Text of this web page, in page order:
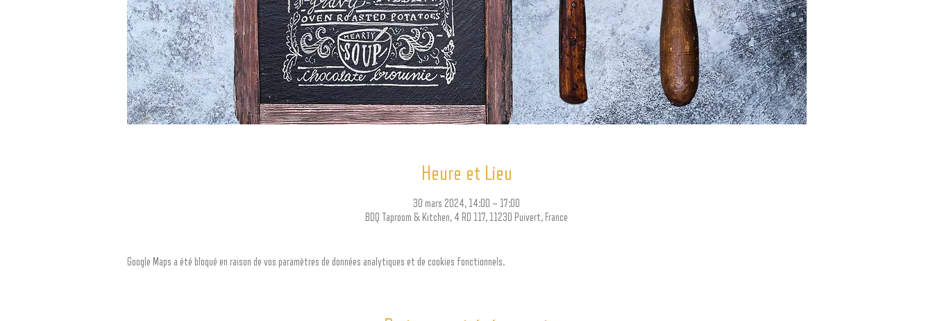
Heure et Lieu
30 mars 2024, 14:00 – 17:00
BDQ Taproom & Kitchen, 4 RD 117, 11230 Puivert, France
Google Maps a été bloqué en raison de vos paramètres de données analytiques et de cookies fonctionnels.